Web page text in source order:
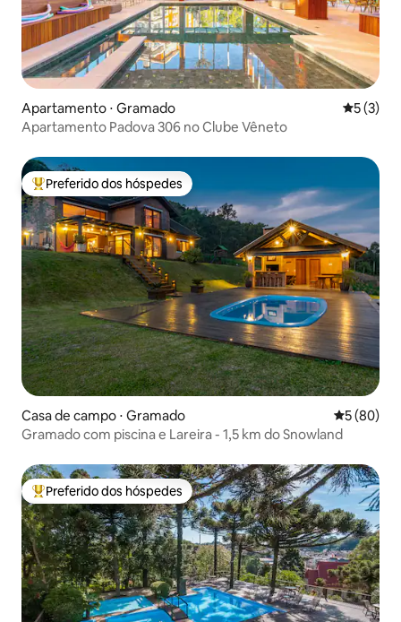
Apartamento ⋅ Gramado 5 de
5 (3)
Apartamento Padova 306 no Clube Vêneto
Entre os melhores preferidos dos hóspedes
Preferido dos hóspedes
Casa de campo ⋅ Gramado 5 de uma
5 (80)
Gramado com piscina e Lareira - 1,5 km do Snowland
Entre os melhores preferidos dos hóspedes
Preferido dos hóspedes